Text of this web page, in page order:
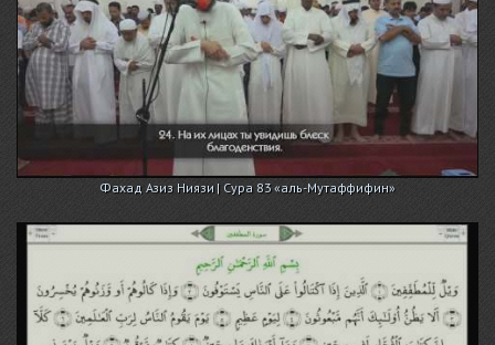
Фахад Азиз Ниязи | Сура 83 «аль-Мутаффифин»